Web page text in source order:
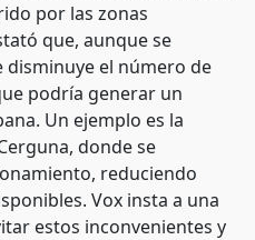
por las zonas
que, aunque se
disminuye el número de
podría generar un
Un ejemplo es la
donde se
reduciendo
Vox insta a una
estos inconvenientes y